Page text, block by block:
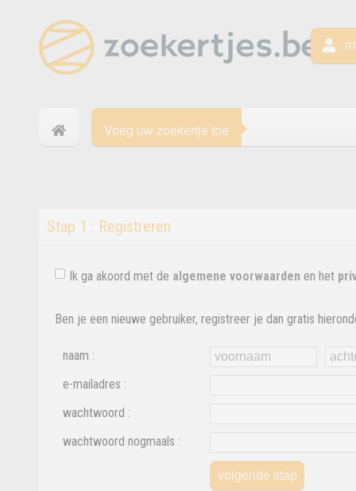
Voeg uw zoekertje toe
Stap 1 : Registreren
Ik ga akoord met de algemene voorwaarden en het
Ben je een nieuwe gebruiker, registreer je dan gratis
naam :
e-mailadres :
wachtwoord :
wachtwoord nogmaals :